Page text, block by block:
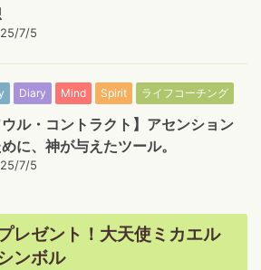
7/5
Diary Mind Spirit ライフコーチング
ウル・コントラクト】アセンション
に、神が与えたツール。
7/5
レゼント！大天使ミカエル
ンボル